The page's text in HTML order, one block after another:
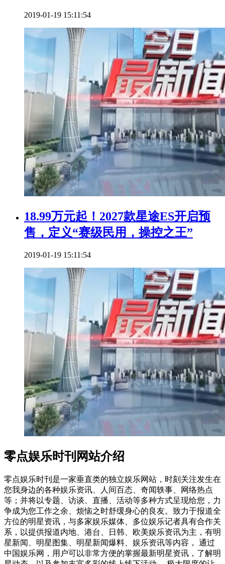
2019-01-19 15:11:54
18.99万元起！2027款星途ES开启预
售，定义“赛级民用，操控之王”
2019-01-19 15:11:54
零点娱乐时刊网站介绍
零点娱乐时刊是一家垂直类的独立娱乐网站，时刻关注发生在
您我身边的各种娱乐资讯、人间百态、奇闻轶事、网络热点
等；并将以专题、访谈、直播、活动等多种方式呈现给您，力
争成为您工作之余、烦恼之时舒缓身心的良友。致力于报道全
方位的明星资讯，与多家娱乐媒体、多位娱乐记者具有合作关
系，以提供报道内地、港台、日韩、欧美娱乐资讯为主，有明
星新闻、明星图集、明星新闻爆料、娱乐资讯等内容， 通过
中国娱乐网，用户可以非常方便的掌握最新明星资讯，了解明